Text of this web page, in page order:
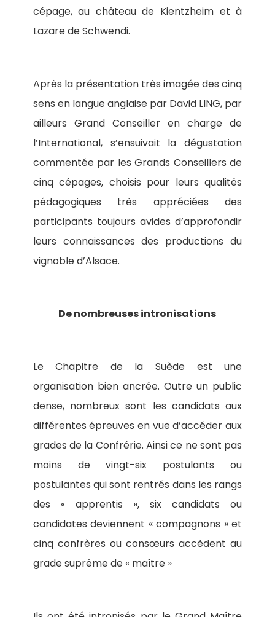
cépage, au château de Kientzheim et à
Lazare de Schwendi.
Après la présentation très imagée des cinq
sens en langue anglaise par David LING, par
ailleurs Grand Conseiller en charge de
l’International, s’ensuivait la dégustation
commentée par les Grands Conseillers de
cinq cépages, choisis pour leurs qualités
pédagogiques très appréciées des
participants toujours avides d’approfondir
leurs connaissances des productions du
vignoble d’Alsace.
De nombreuses intronisations
Le Chapitre de la Suède est une
organisation bien ancrée. Outre un public
dense, nombreux sont les candidats aux
différentes épreuves en vue d’accéder aux
grades de la Confrérie. Ainsi ce ne sont pas
moins de vingt-six postulants ou
postulantes qui sont rentrés dans les rangs
des « apprentis », six candidats ou
candidates deviennent « compagnons » et
cinq confrères ou consœurs accèdent au
grade suprême de « maître »